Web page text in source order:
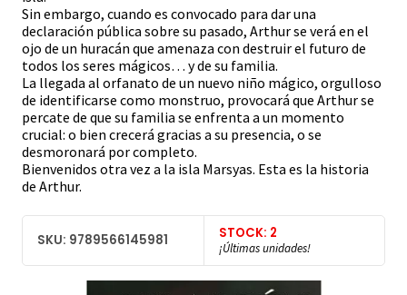
Sin embargo, cuando es convocado para dar una
declaración pública sobre su pasado, Arthur se verá en el
ojo de un huracán que amenaza con destruir el futuro de
todos los seres mágicos… y de su familia.
La llegada al orfanato de un nuevo niño mágico, orgulloso
de identificarse como monstruo, provocará que Arthur se
percate de que su familia se enfrenta a un momento
crucial: o bien crecerá gracias a su presencia, o se
desmoronará por completo.
Bienvenidos otra vez a la isla Marsyas. Esta es la historia
de Arthur.
SKU: 9789566145981 STOCK: 2
¡Últimas unidades!